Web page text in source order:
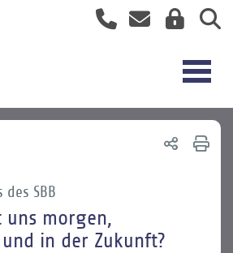
SBB
uns morgen,
in der Zukunft?